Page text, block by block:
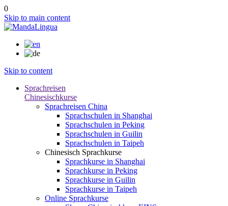
0
Skip to main content
Skip to content
Sprachreisen
Chinesischkurse
Sprachreisen China
Sprachschulen in Shanghai
Sprachschulen in Peking
Sprachschulen in Guilin
Sprachschulen in Taipeh
Chinesisch Sprachkurse
Sprachkurse in Shanghai
Sprachkurse in Peking
Sprachkurse in Guilin
Sprachkurse in Taipeh
Online Sprachkurse